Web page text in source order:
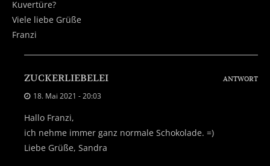
Kuvertüre?
Viele liebe Grüße
Franzi
ZUCKERLIEBELEI
18. Mai 2021 - 20:03
Hallo Franzi,
ich nehme immer ganz normale Schokolade. =)
Liebe Grüße, Sandra
ANTWORT